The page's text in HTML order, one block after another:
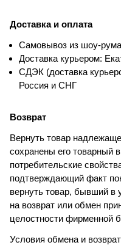
Доставка и оплата
Самовывоз из шоу-
Доставка курьером:
СДЭК (доставка
Россия и СНГ
Возврат
Вернуть товар
сохранены его товарный
потребительские
подтверждающий факт
вернуть товар, бывший в
на возврат или обмен
целостности фирменной
Условия обмена и